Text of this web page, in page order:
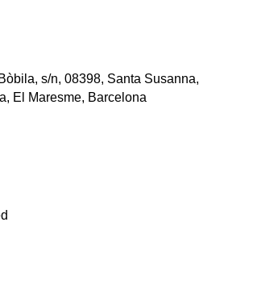
s/n, 08398, Santa Susanna,
El Maresme, Barcelona